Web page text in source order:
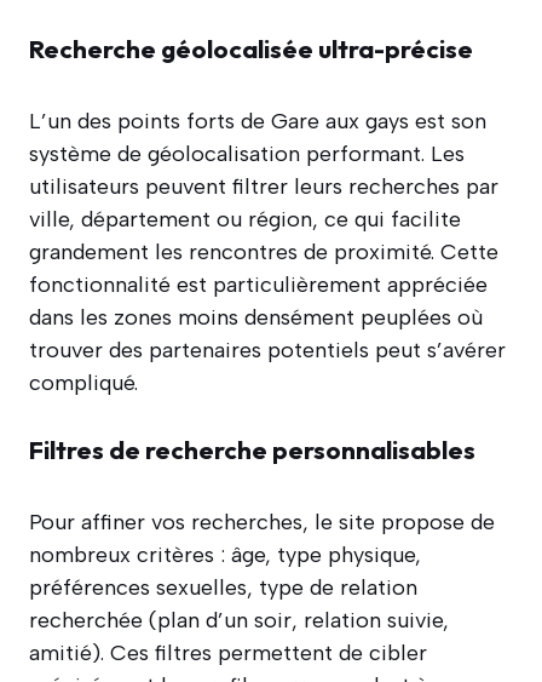
Recherche géolocalisée ultra-précise
L’un des points forts de Gare aux gays est son
système de géolocalisation performant. Les
utilisateurs peuvent filtrer leurs recherches par
ville, département ou région, ce qui facilite
grandement les rencontres de proximité. Cette
fonctionnalité est particulièrement appréciée
dans les zones moins densément peuplées où
trouver des partenaires potentiels peut s’avérer
compliqué.
Filtres de recherche personnalisables
Pour affiner vos recherches, le site propose de
nombreux critères : âge, type physique,
préférences sexuelles, type de relation
recherchée (plan d’un soir, relation suivie,
amitié). Ces filtres permettent de cibler